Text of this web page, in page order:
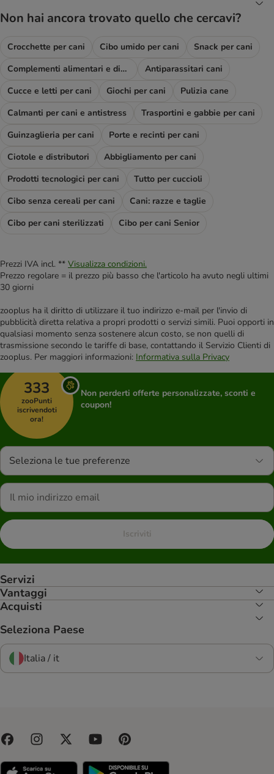
Non hai ancora trovato quello che cercavi?
Crocchette per cani Cibo umido per cani
Snack per cani
Complementi alimentari e diete
Antiparassitari cani
Cucce e letti per cani
Giochi per cani
Pulizia cane
Calmanti per cani e antistress
Trasportini e gabbie per cani
Guinzaglieria per cani
Porte e recinti per cani
Ciotole e distributori
Abbigliamento per cani
Prodotti tecnologici per cani
Tutto per cuccioli
Cibo senza cereali per cani
Cani: razze e taglie
Cibo per cani sterilizzati
Cibo per cani Senior
Prezzi IVA incl. ** Visualizza condizioni.
Prezzo regolare = il prezzo più basso che l'articolo ha avuto negli ultimi
30 giorni
zooplus ha il diritto di utilizzare il tuo indirizzo e-mail per l'invio di
pubblicità diretta relativa a propri prodotti o servizi simili. Puoi opporti in
qualsiasi momento senza sostenere alcun costo, se non quelli di
trasmissione secondo le tariffe di base, contattando il Servizio Clienti di
zooplus. Per maggiori informazioni: Informativa sulla Privacy
333
zooPunti
iscrivendoti
ora!
Non perderti offerte personalizzate, sconti e
coupon!
Seleziona le tue preferenze
Iscriviti
Servizi
Vantaggi
Acquisti
Seleziona Paese
Italia / it